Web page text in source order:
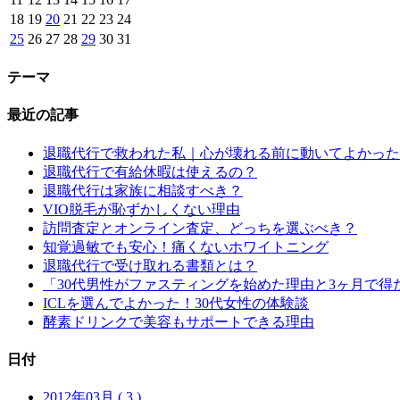
18 19 20 21 22 23 24
25 26 27 28 29 30 31
テーマ
最近の記事
退職代行で救われた私｜心が壊れる前に動いてよかった
退職代行で有給休暇は使えるの？
退職代行は家族に相談すべき？
VIO脱毛が恥ずかしくない理由
訪問査定とオンライン査定、どっちを選ぶべき？
知覚過敏でも安心！痛くないホワイトニング
退職代行で受け取れる書類とは？
「30代男性がファスティングを始めた理由と3ヶ月で得
ICLを選んでよかった！30代女性の体験談
酵素ドリンクで美容もサポートできる理由
日付
2012年03月 ( 3 )